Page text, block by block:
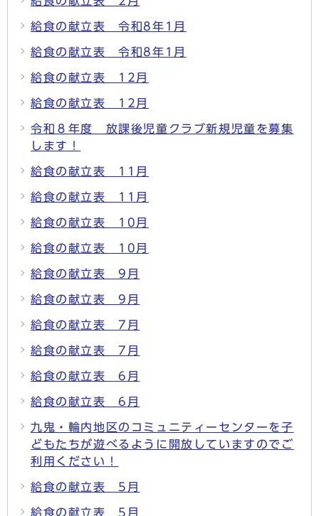
給食の献立表 令和8年1月
給食の献立表 令和8年1月
給食の献立表 12月
給食の献立表 12月
令和８年度 放課後児童クラブ新規児童を募集
します！
給食の献立表 11月
給食の献立表 11月
給食の献立表 10月
給食の献立表 10月
給食の献立表 9月
給食の献立表 9月
給食の献立表 7月
給食の献立表 7月
給食の献立表 6月
給食の献立表 6月
九鬼・輪内地区のコミュニティーセンターを子
どもたちが遊べるように開放していますのでご
利用ください！
給食の献立表 5月
給食の献立表 5月